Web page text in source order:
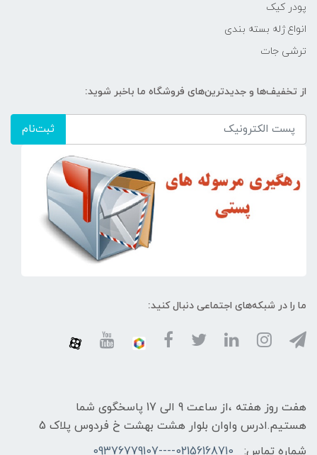
پودر کیک
انواع ژله بسته بندی
ترشی جات
از تخفیف‌ها و جدیدترین‌های فروشگاه ما باخبر شوید:
ثبت‌نام
ما را در شبکه‌های اجتماعی دنبال کنید:
هفت روز هفته ،از ساعت 9 الی 17 پاسخگوی شما
هستیم.ادرس واوان بلوار هشت بهشت خ فردوس پلاک 5
شماره تماس:
02156168710----09376779107